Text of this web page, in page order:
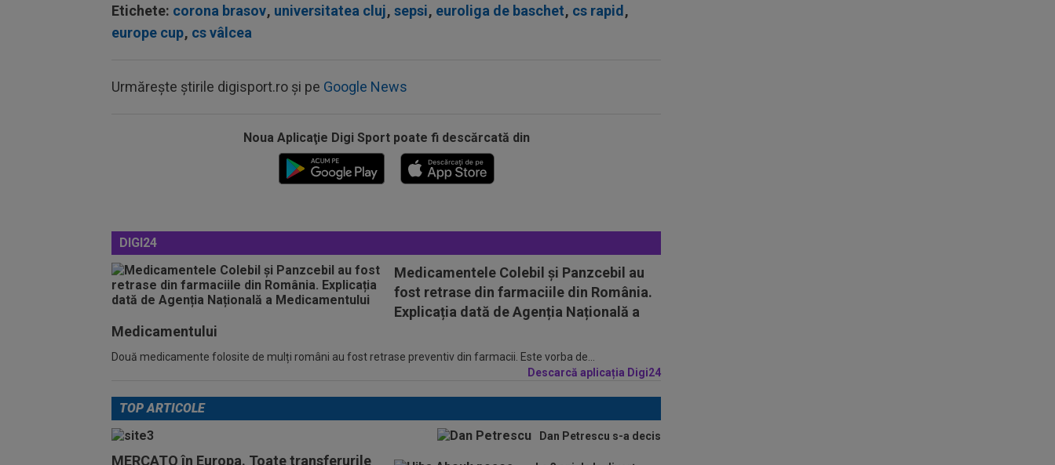
Etichete: corona brasov, universitatea cluj, sepsi, euroliga de baschet, cs rapid ,
europe cup, cs vâlcea
Urmărește știrile digisport.ro și pe Google News
Noua Aplicaţie Digi Sport poate fi descărcată din
DIGI24
Medicamentele Colebil și Panzcebil au
fost retrase din farmaciile din România.
Explicația dată de Agenția Națională a
Medicamentului
Două medicamente folosite de mulți români au fost retrase preventiv din farmacii. Este vorba de...
Descarcă aplicația Digi24
TOP ARTICOLE
MERCATO în Europa. Toate transferurile
Dan Petrescu s-a decis